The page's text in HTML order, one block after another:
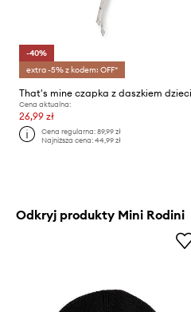
-40%
extra -5% z kodem: OFF*
Cena aktualna:
26,99 zł
Cena regularna:89,99 zł
Najniższa cena:44,99 zł
Odkryj produkty Mini Rodini